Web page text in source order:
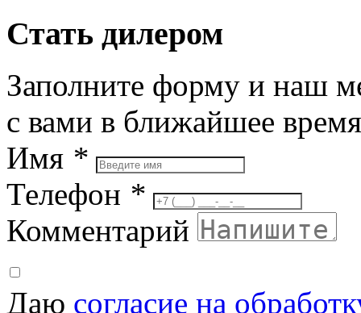
Стать дилером
Заполните форму и наш
с вами в ближайшее время
Имя *
Телефон *
Комментарий
Даю согласие на